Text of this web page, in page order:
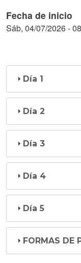
Fecha de inicio
Sáb, 04/07/2026 -
Día 1
Día 2
Día 3
Día 4
Día 5
FORMAS DE